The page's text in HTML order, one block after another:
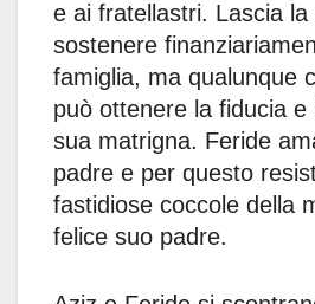
e ai fratellastri. Lascia la
sostenere
famiglia, ma qualunque
può ottenere la fiducia e
sua matrigna. Feride
padre e per questo
fastidiose coccole della
felice suo padre.